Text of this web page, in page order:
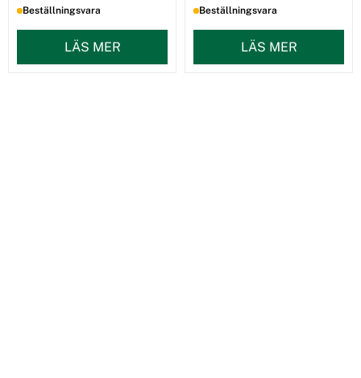
Beställningsvara
LÄS MER
Beställningsvara
LÄS MER